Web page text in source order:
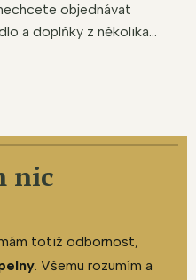
objednávat
a doplňky z několika...
nic
totiž odbornost,
. Všemu rozumím a